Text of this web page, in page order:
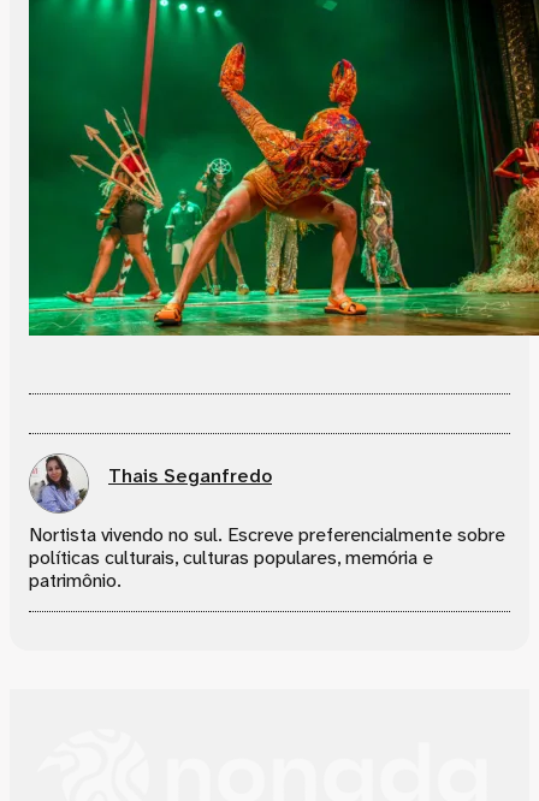
Thais Seganfredo
Nortista vivendo no sul. Escreve preferencialmente sobre
políticas culturais, culturas populares, memória e
patrimônio.